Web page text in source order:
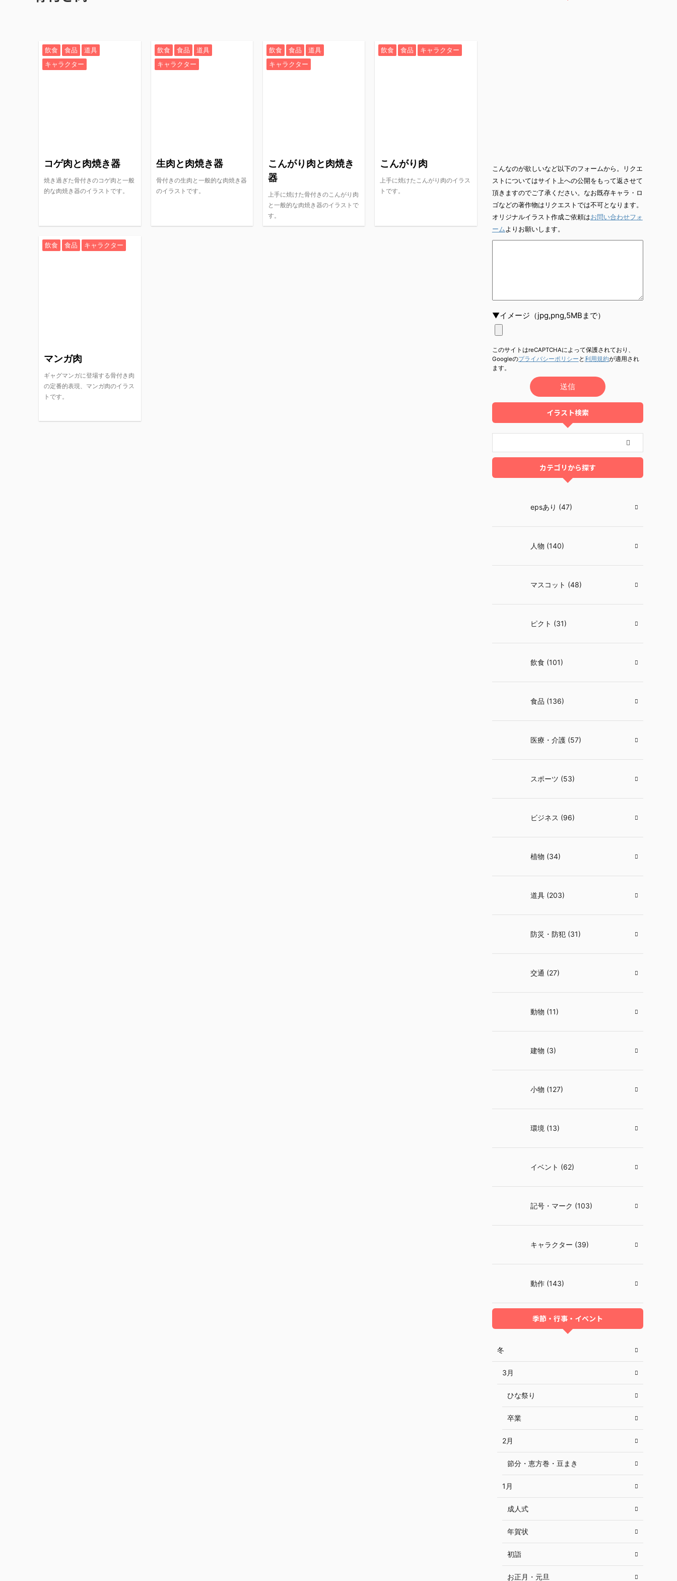
飲食 食品
道具
キャラクター
コゲ肉と肉焼き器
焼き過ぎた骨付きのコゲ肉と一般
的な肉焼き器のイラストです。
飲食 食品
道具
キャラクター
生肉と肉焼き器
骨付きの生肉と一般的な肉焼き器
のイラストです。
飲食 食品
道具
キャラクター
こんがり肉と肉焼き
器
上手に焼けた骨付きのこんがり肉
と一般的な肉焼き器のイラストで
す。
飲食 食品 キャラクター
こんがり肉
上手に焼けたこんがり肉のイラス
トです。
飲食 食品 キャラクター
マンガ肉
ギャグマンガに登場する骨付き肉
の定番的表現、マンガ肉のイラス
トです。
こんなのが欲しいなど以下のフォームから。リクエ
ストについてはサイト上への公開をもって返させて
頂きますのでご了承ください。なお既存キャラ・ロ
ゴなどの著作物はリクエストでは不可となります。
オリジナルイラスト作成ご依頼はお問い合わせフォ
ーム よりお願いします。
▼イメージ（jpg,png,5MBまで）
このサイトはreCAPTCHAによって保護されており、
Googleのプライバシーポリシー と利用規約が適用され
ます。
イラスト検索
カテゴリから探す
epsあり (47)
人物 (140)
マスコット (48)
ピクト (31)
飲食 (101)
食品 (136)
医療・介護 (57)
スポーツ (53)
ビジネス (96)
植物 (34)
道具 (203)
防災・防犯 (31)
交通 (27)
動物 (11)
建物 (3)
小物 (127)
環境 (13)
イベント (62)
記号・マーク (103)
キャラクター (39)
動作 (143)
季節・行事・イベント
冬
3月
ひな祭り
卒業
2月
節分・恵方巻・豆まき
1月
成人式
年賀状
初詣
お正月・元旦